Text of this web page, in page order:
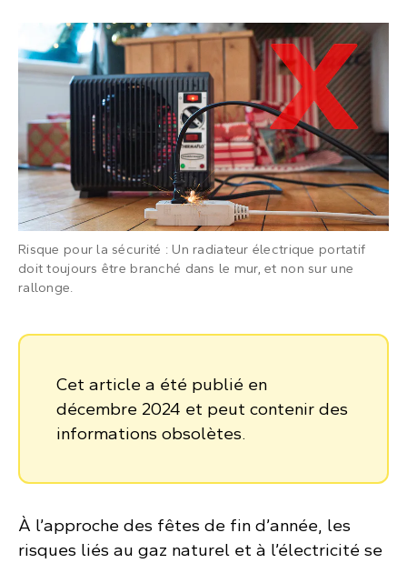
Risque pour la sécurité : Un radiateur électrique portatif
doit toujours être branché dans le mur, et non sur une
rallonge.
Cet article a été publié en
décembre 2024 et peut contenir des
informations obsolètes.
À l’approche des fêtes de fin d’année, les
risques liés au gaz naturel et à l’électricité se